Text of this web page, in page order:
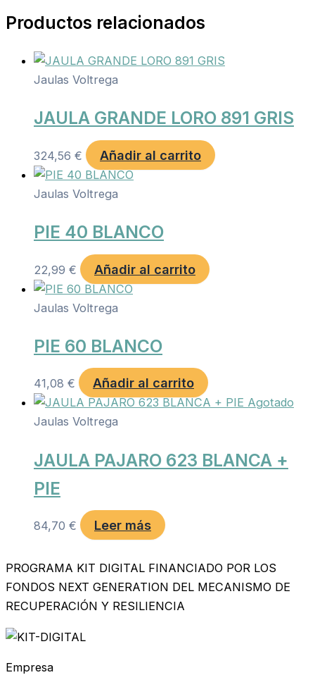
Productos relacionados
Jaulas Voltrega
JAULA GRANDE LORO 891 GRIS
324,56 € Añadir al carrito
Jaulas Voltrega
PIE 40 BLANCO
22,99 € Añadir al carrito
Jaulas Voltrega
PIE 60 BLANCO
41,08 € Añadir al carrito
Agotado
Jaulas Voltrega
JAULA PAJARO 623 BLANCA +
PIE
84,70 € Leer más
PROGRAMA KIT DIGITAL FINANCIADO POR LOS
FONDOS NEXT GENERATION DEL MECANISMO DE
RECUPERACIÓN Y RESILIENCIA
Empresa